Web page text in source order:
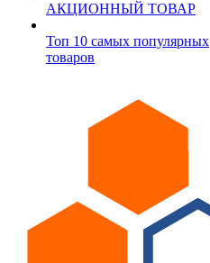
АКЦИОННЫЙ ТОВАР
Топ 10 самых популярных
товаров